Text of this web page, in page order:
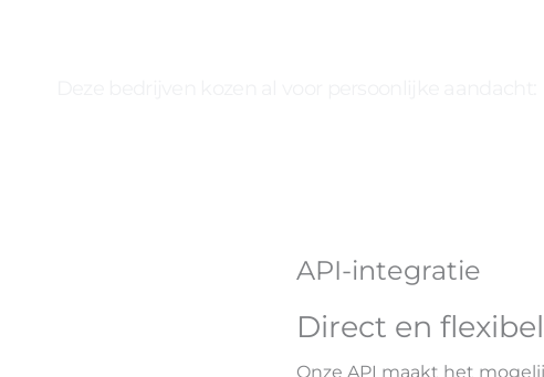
API-integratie
Direct en
Onze API maakt het